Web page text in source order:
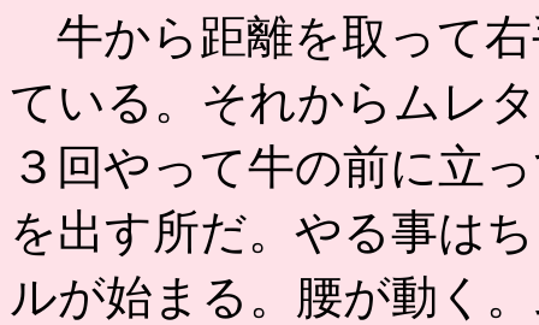
牛から距離を取って
ている。それからムレ
３回やって牛の前に立
を出す所だ。やる事は
ルが始まる。腰が動く